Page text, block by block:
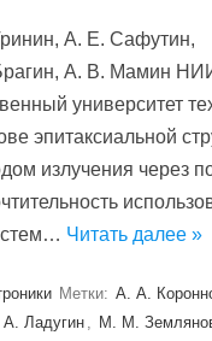
А. Е. Сафутин,
А. В. Мамин
университет
эпитаксиальной
излучения через
Читать далее »
Метки: А. А.
Ладугин , М. М.